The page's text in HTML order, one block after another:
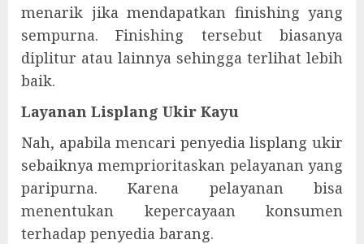
menarik jika mendapatkan finishing yang
sempurna. Finishing tersebut biasanya
diplitur atau lainnya sehingga terlihat lebih
baik.
Layanan Lisplang Ukir Kayu
Nah, apabila mencari penyedia lisplang ukir
sebaiknya memprioritaskan pelayanan yang
paripurna. Karena pelayanan bisa
menentukan kepercayaan konsumen
terhadap penyedia barang.